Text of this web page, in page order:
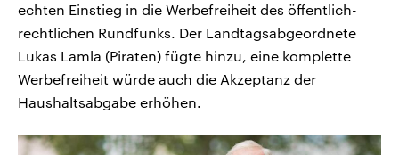
echten Einstieg in die Werbefreiheit des öffentlich-
rechtlichen Rundfunks. Der Landtagsabgeordnete
Lukas Lamla (Piraten) fügte hinzu, eine komplette
Werbefreiheit würde auch die Akzeptanz der
Haushaltsabgabe erhöhen.